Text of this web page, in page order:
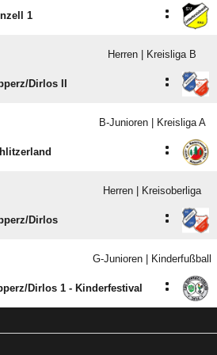
1 :
Herren | Kreisliga B
​Dirlos II :
B-Junioren | Kreisliga A
:
Herren | Kreisoberliga
​Dirlos :
G-Junioren | Kinderfußball
​Dirlos 1 - Kinderfestival :